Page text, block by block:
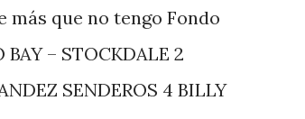
más que no tengo Fondo
– STOCKDALE 2
SENDEROS 4 BILLY